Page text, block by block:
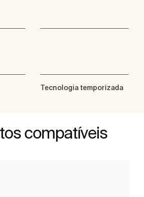
Tecnologia temporizada
compatíveis